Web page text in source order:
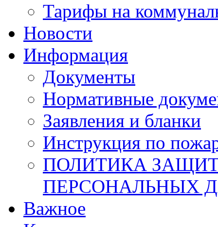
Тарифы на
Новости
Информация
Документы
Нормативные
Заявления и бланки
Инструкция по
ПОЛИТИКА
ПЕРСОНАЛЬНЫХ
Важное